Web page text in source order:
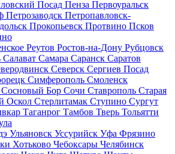
Посад Пенза Первоуральск
Петрозаводск Петропавловск-
Прокопьевск Протвино Псков
Реутов Ростов-на-Дону Рубцовск
Салават Самара Саранск Саратов
Северск Сергиев Посад
Симферополь Смоленск
Сосновый Бор Сочи Ставрополь Старая
Оскол Стерлитамак Ступино Сургут
Таганрог Тамбов Тверь Тольятти
Ульяновск Уссурийск Уфа Фрязино
Хотьково Чебоксары Челябинск